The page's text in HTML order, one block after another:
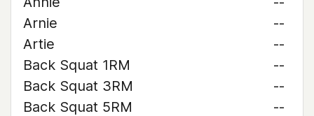
Arnie
--
Artie
--
Back Squat 1RM
--
Back Squat 3RM
--
Back Squat 5RM
--